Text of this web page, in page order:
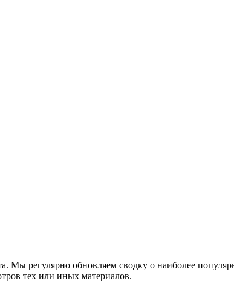
Мы регулярно обновляем сводку о наиболее
тех или иных материалов.